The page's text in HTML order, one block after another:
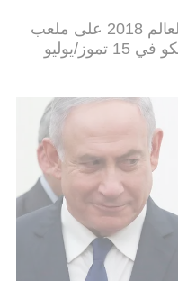
وستُلعب المباراة النهائية لكأس العالم 2018 على ملعب
لوجنيكي بالعاصمة الروسية موسكو في 15 تموز/يوليو